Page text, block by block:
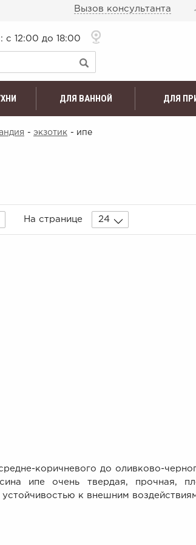
Вызов консультанта
с 12:00 до 18:00
ДЛЯ ВАННОЙ ДЛЯ
- экзотик - ипе
На странице 24
коричневого до оливково-
ипе очень твердая, прочная,
к внешним